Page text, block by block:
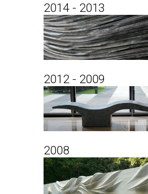
2014 - 2013
2012 - 2009
2008